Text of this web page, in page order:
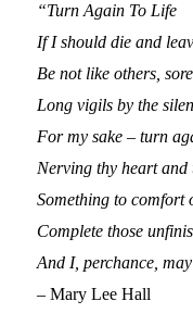
“Turn Again To Life
If I should die and
Be not like others,
Long vigils by the
For my sake – turn
Nerving thy heart
Something to comfort
Complete those
And I, perchance,
– Mary Lee Hall